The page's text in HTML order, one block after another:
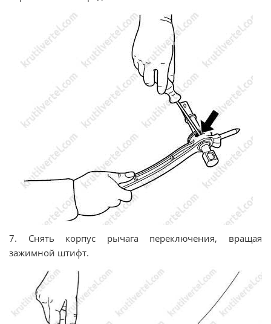
7. Снять корпус рычага переключения, вращая
зажимной штифт.